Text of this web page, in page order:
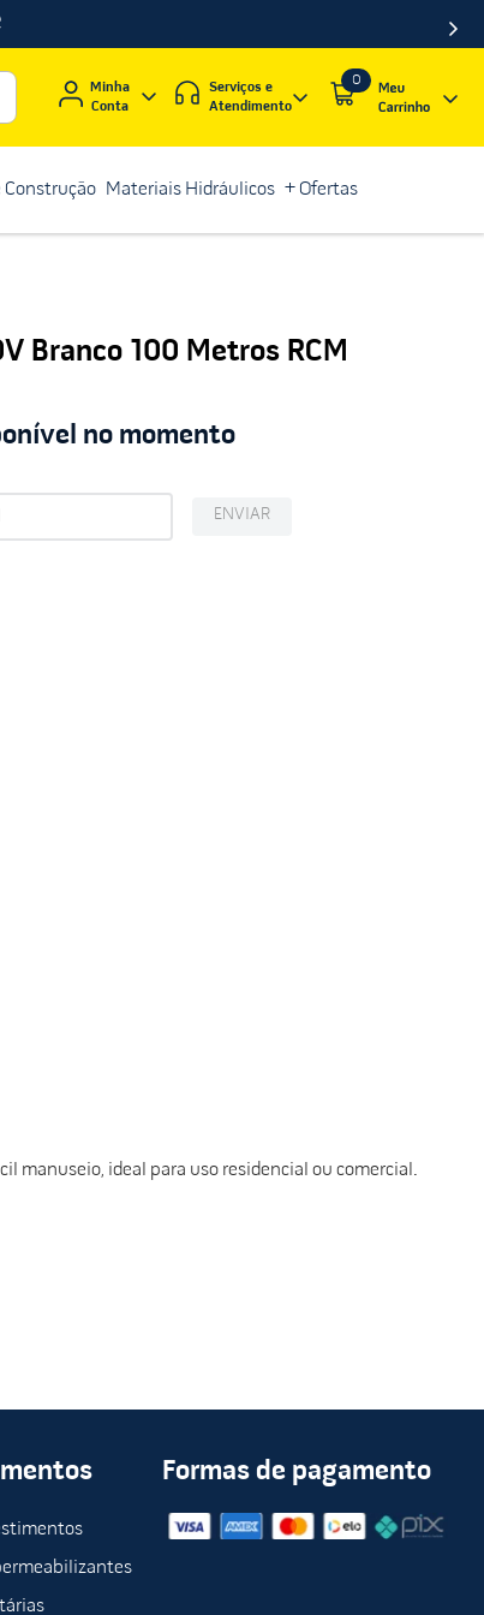
Minha
Conta
Serviços e
Atendimento
0
Construção Materiais Hidráulicos + Ofertas
Branco 100 Metros RCM
no momento
ENVIAR
manuseio, ideal para uso residencial ou comercial.
Formas de pagamento